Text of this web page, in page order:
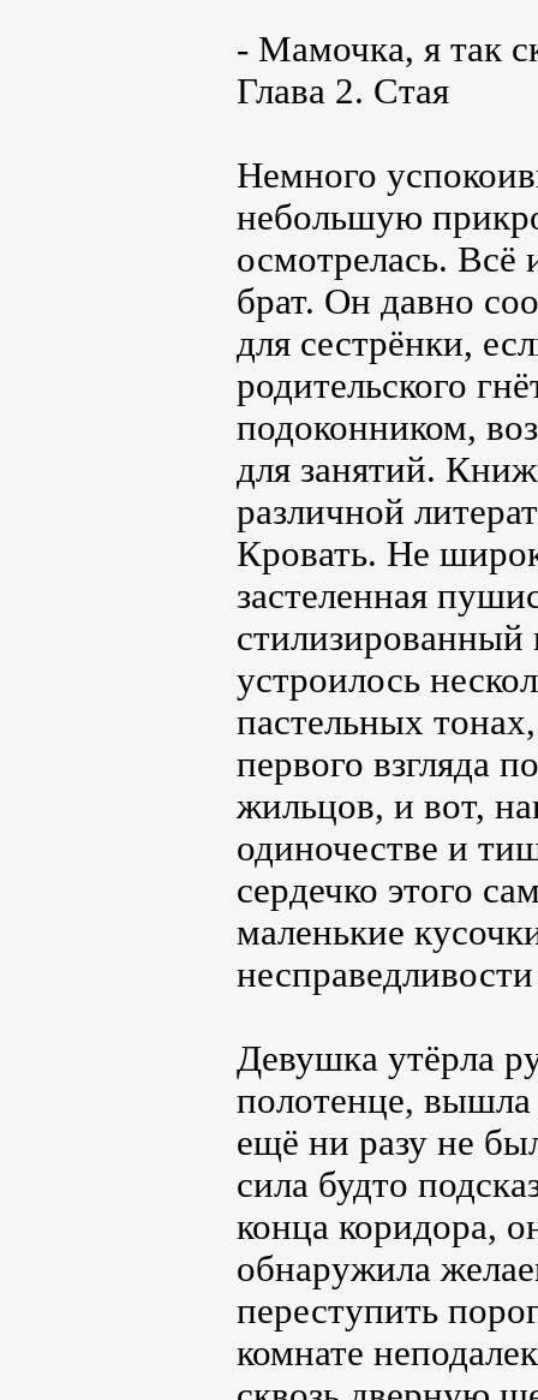
- Мамочка, я так
Глава 2. Стая
Немного
небольшую
осмотрелась. Всё
брат. Он давно
для сестрёнки,
родительского
подоконником,
для занятий.
различной
Кровать. Не
застеленная
устроилось
пастельных
первого взгляда
жильцов, и вот,
одиночестве и
сердечко этого
маленькие
Девушка утёрла
полотенце,
ещё ни разу не
сила будто
конца коридора,
обнаружила
переступить
комнате